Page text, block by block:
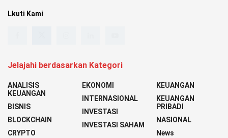
Lkuti Kami
Jelajahi berdasarkan Kategori
ANALISIS
KEUANGAN
BISNIS
BLOCKCHAIN
CRYPTO
EKONOMI
INTERNASIONAL
INVESTASI
INVESTASI SAHAM
KEUANGAN
KEUANGAN
PRIBADI
NASIONAL
News